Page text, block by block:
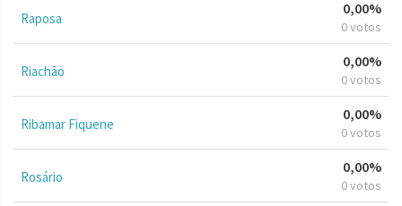
Raposa
0,00%
0 votos
Riachão
0,00%
0 votos
Ribamar Fiquene
0,00%
0 votos
Rosário
0,00%
0 votos